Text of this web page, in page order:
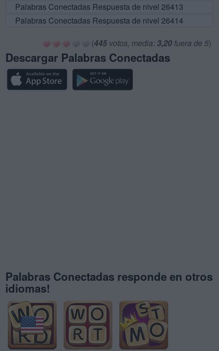
Palabras Conectadas Respuesta de nivel 26413
Palabras Conectadas Respuesta de nivel 26414
(445votos, media: 3,20 fuera de 5)
Descargar Palabras Conectadas
Palabras Conectadas responde en otros
idiomas!